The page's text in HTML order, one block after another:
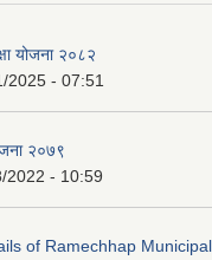
योजना २०८२
2025 - 07:51
२०७९
2022 - 10:59
of Ramechhap